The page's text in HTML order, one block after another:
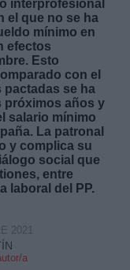
interprofesional
el que no se ha
mínimo en
efectos
Esto
con el
pactadas se ha
próximos años y
salario mínimo
La patronal
y complica su
social que
entre
laboral del PP.
a
2021